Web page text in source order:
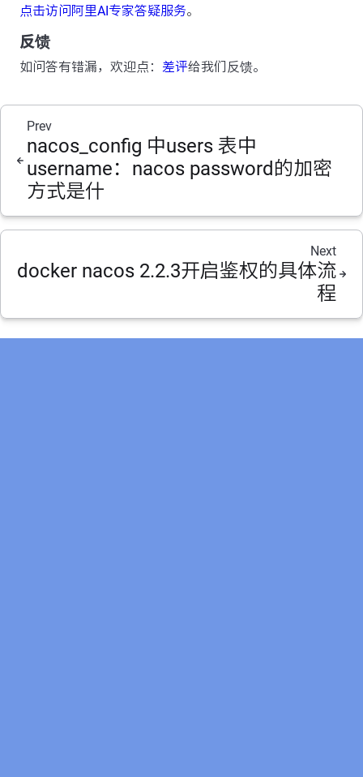
点击访问阿里AI专家答疑服务。
反馈
如问答有错漏，欢迎点： 差评给我们反馈。
Prev
nacos_config 中users 表中
username：nacos password的加密
方式是什
Next
docker nacos 2.2.3开启鉴权的具体流
程